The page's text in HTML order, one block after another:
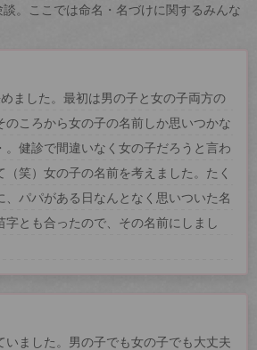
。ここでは命名・名づけに関するみんな
ました。最初は男の子と女の子両方の
のころから女の子の名前しか思いつかな
。健診で間違いなく女の子だろうと言わ
（笑）女の子の名前を考えました。たく
、パパがある日なんとなく思いついた名
字とも合ったので、その名前にしまし
いました。男の子でも女の子でも大丈夫